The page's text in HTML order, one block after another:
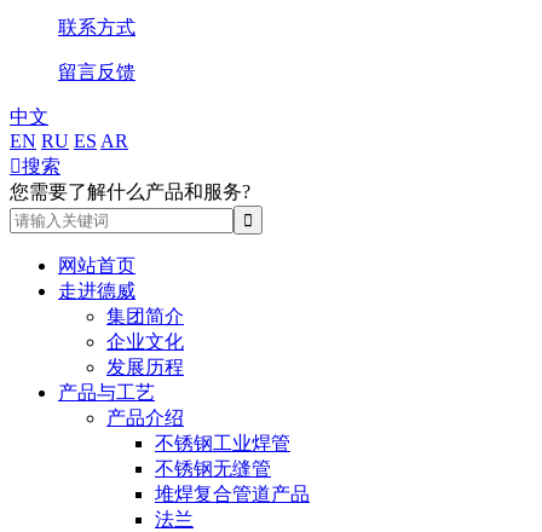
联系方式
留言反馈
中文
EN RU ES AR
搜索
您需要了解什么产品和服务?
网站首页
走进德威
集团简介
企业文化
发展历程
产品与工艺
产品介绍
不锈钢工业焊管
不锈钢无缝管
堆焊复合管道产品
法兰